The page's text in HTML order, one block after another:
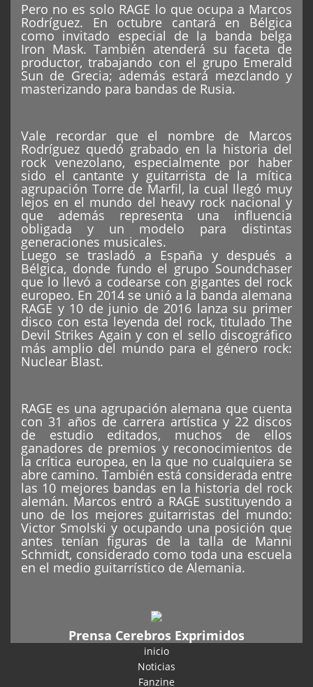
Pero no es solo RAGE lo que ocupa a Marcos
Rodríguez. En octubre cantará en Bélgica
como invitado especial de la banda belga
Iron Mask. También atenderá su faceta de
productor, trabajando con el grupo Emerald
Sun de Grecia; además estará mezclando y
masterizando para bandas de Rusia.
Vale recordar que el nombre de Marcos
Rodríguez quedó grabado en la historia del
rock venezolano, especialmente por haber
sido el cantante y guitarrista de la mítica
agrupación Torre de Marfil, la cual llegó muy
lejos en el mundo del heavy rock nacional y
que además representa una influencia
obligada y un modelo para distintas
generaciones musicales.
Luego se trasladó a España y después a
Bélgica, donde fundo el grupo Soundchaser
que lo llevó a codearse con gigantes del rock
europeo. En 2014 se unió a la banda alemana
RAGE y 10 de junio de 2016 lanza su primer
disco con esta leyenda del rock, titulado The
Devil Strikes Again y con el sello discográfico
más amplio del mundo para el género rock:
Nuclear Blast.
RAGE es una agrupación alemana que cuenta
con 31 años de carrera artística y 22 discos
de estudio editados, muchos de ellos
ganadores de premios y reconocimientos de
la crítica europea, en la que no cualquiera se
abre camino. También está considerada entre
las 10 mejores bandas en la historia del rock
alemán. Marcos entró a RAGE sustituyendo a
uno de los mejores guitarristas del mundo:
Victor Smolski y ocupando una posición que
antes tenían figuras de la talla de Manni
Schmidt, considerado como toda una escuela
en el medio guitarrístico de Alemania.
Prensa Cerebros Exprimidos
inicio
Noticias
Fanzine